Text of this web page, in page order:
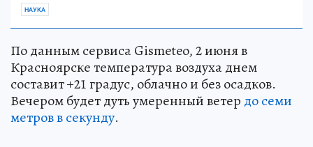
НАУКА
По данным сервиса Gismeteo, 2 июня в
Красноярске температура воздуха днем
составит +21 градус, облачно и без осадков.
Вечером будет дуть умеренный ветер до семи
метров в секунду.